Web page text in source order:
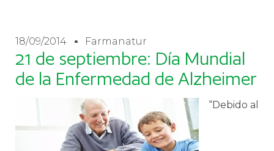
18/09/2014 Farmanatur
21 de septiembre: Día Mundial
de la Enfermedad de Alzheimer
“Debido al